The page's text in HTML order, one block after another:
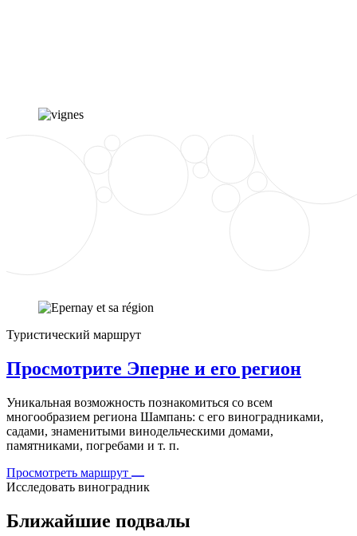
Туристический маршрут
Просмотрите Эперне и его регион
Уникальная возможность познакомиться со всем
многообразием региона Шампань: с его виноградниками,
садами, знаменитыми винодельческими домами,
памятниками, погребами и т. п.
Просмотреть маршрут
Исследовать виноградник
Ближайшие подвалы